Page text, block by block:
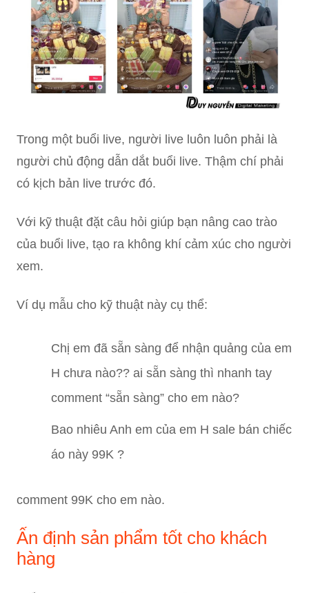
Trong một buổi live, người live luôn luôn phải là
người chủ động dẫn dắt buổi live. Thậm chí phải
có kịch bản live trước đó.
Với kỹ thuật đặt câu hỏi giúp bạn nâng cao trào
của buổi live, tạo ra không khí cảm xúc cho người
xem.
Ví dụ mẫu cho kỹ thuật này cụ thể:
Chị em đã sẵn sàng để nhận quảng của em
H chưa nào?? ai sẵn sàng thì nhanh tay
comment “sẵn sàng” cho em nào?
Bao nhiêu Anh em của em H sale bán chiếc
áo này 99K ?
comment 99K cho em nào.
Ấn định sản phẩm tốt cho khách
hàng